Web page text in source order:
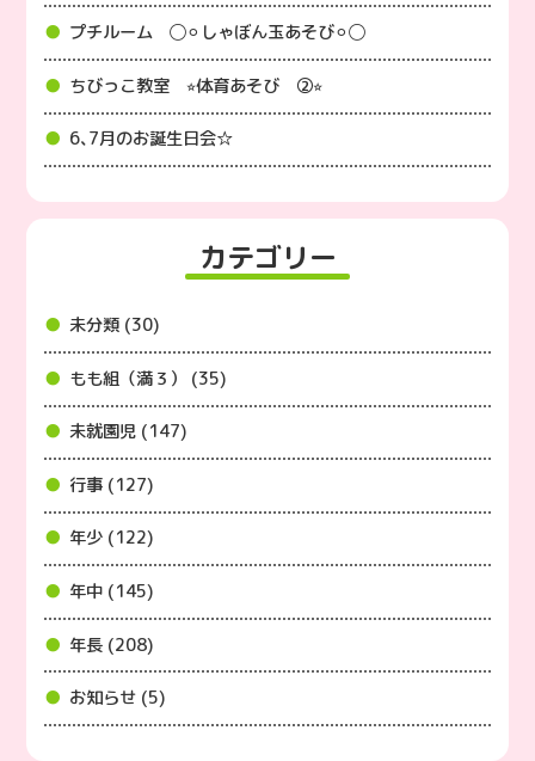
プチルーム ◯⚪︎しゃぼん玉あそび⚪︎◯
ちびっこ教室 ⭐︎体育あそび ②⭐︎
6､7月のお誕生日会☆
カテゴリー
未分類 (30)
もも組（満３） (35)
未就園児 (147)
行事 (127)
年少 (122)
年中 (145)
年長 (208)
お知らせ (5)